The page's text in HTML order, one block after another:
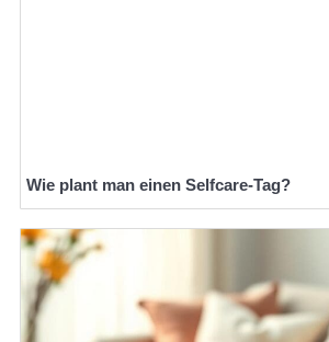
Wie plant man einen Selfcare-Tag?